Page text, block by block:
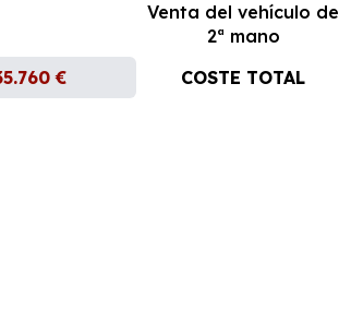
Venta del vehículo de
2ª mano
€ COSTE TOTAL